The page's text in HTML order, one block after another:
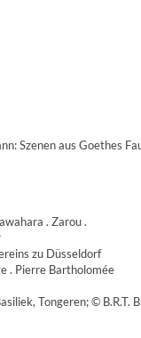
Szenen aus Goethes
. Zarou .
zu Düsseldorf
. Pierre Bartholomée
Tongeren; ©